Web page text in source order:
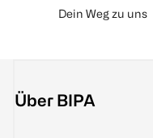
Dein Weg zu uns
Über BIPA